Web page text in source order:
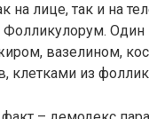
на лице, так и на
Один
вазелином,
клетками из